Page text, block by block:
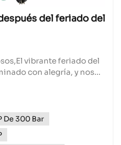
del feriado del
vibrante feriado del
con alegría, y nos
equipo está de
listo para servirles con
de siempre. Si
un merecido descanso,
De 300 Bar